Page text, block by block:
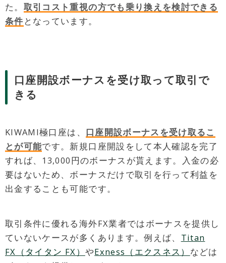
た。 取引コスト重視の方でも乗り換えを検討できる
条件 となっています。
口座開設ボーナスを受け取って取引で
きる
KIWAMI極口座は、 口座開設ボーナスを受け取るこ
とが可能です。新規口座開設をして本人確認を完了
すれば、13,000円のボーナスが貰えます。入金の必
要はないため、ボーナスだけで取引を行って利益を
出金することも可能です。
取引条件に優れる海外FX業者ではボーナスを提供し
ていないケースが多くあります。例えば、 Titan
FX（タイタン FX） やExness（エクスネス） などは